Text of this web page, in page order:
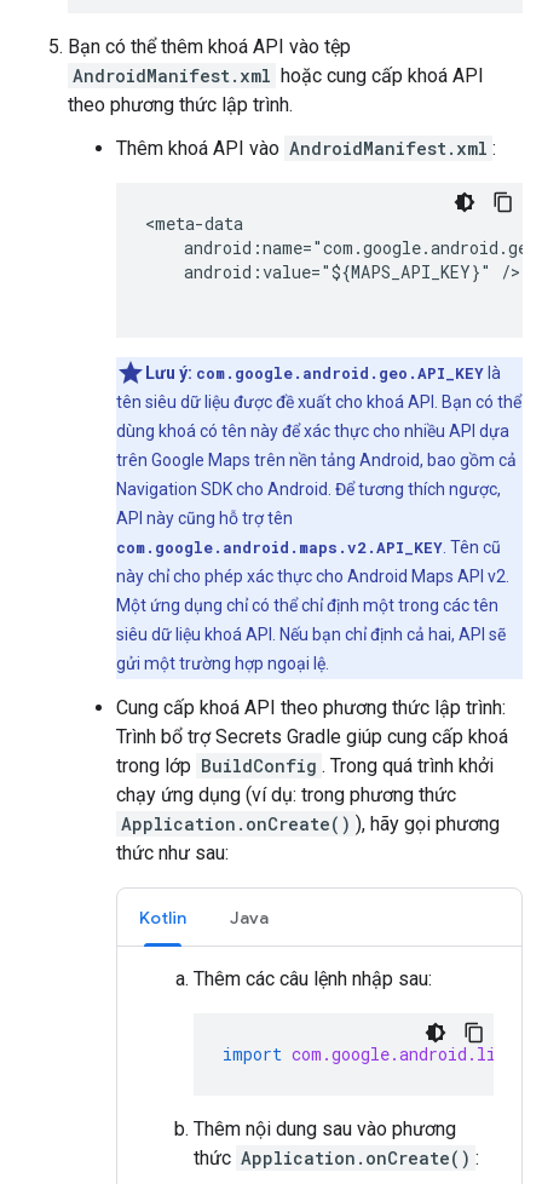
Bạn có thể thêm khoá API vào tệp
AndroidManifest.xml hoặc cung cấp khoá API
theo phương thức lập trình.
Thêm khoá API vào AndroidManifest.xml :
<meta-data
    android:value="${MAPS_API_KEY}" />
Lưu ý: com.google.android.geo.API_KEY là
tên siêu dữ liệu được đề xuất cho khoá API. Bạn có thể
dùng khoá có tên này để xác thực cho nhiều API dựa
trên Google Maps trên nền tảng Android, bao gồm cả
Navigation SDK cho Android. Để tương thích ngược,
API này cũng hỗ trợ tên
com.google.android.maps.v2.API_KEY . Tên cũ
này chỉ cho phép xác thực cho Android Maps API v2.
Một ứng dụng chỉ có thể chỉ định một trong các tên
siêu dữ liệu khoá API. Nếu bạn chỉ định cả hai, API sẽ
gửi một trường hợp ngoại lệ.
Cung cấp khoá API theo phương thức lập trình:
Trình bổ trợ Secrets Gradle giúp cung cấp khoá
trong lớp BuildConfig . Trong quá trình khởi
chạy ứng dụng (ví dụ: trong phương thức
Application.onCreate() ), hãy gọi phương
thức như sau:
Kotlin Java
Thêm các câu lệnh nhập sau:
import
Thêm nội dung sau vào phương
thức Application.onCreate() :